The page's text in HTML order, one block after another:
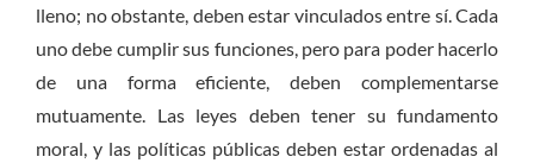
lleno; no obstante, deben estar vinculados entre sí. Cada
uno debe cumplir sus funciones, pero para poder hacerlo
de una forma eficiente, deben complementarse
mutuamente. Las leyes deben tener su fundamento
moral, y las políticas públicas deben estar ordenadas al